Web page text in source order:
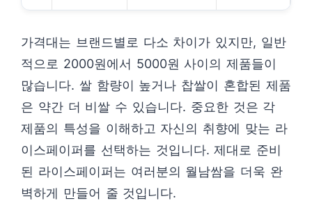
가격대는 브랜드별로 다소 차이가 있지만, 일반
적으로 2000원에서 5000원 사이의 제품들이
많습니다. 쌀 함량이 높거나 찹쌀이 혼합된 제품
은 약간 더 비쌀 수 있습니다. 중요한 것은 각
제품의 특성을 이해하고 자신의 취향에 맞는 라
이스페이퍼를 선택하는 것입니다. 제대로 준비
된 라이스페이퍼는 여러분의 월남쌈을 더욱 완
벽하게 만들어 줄 것입니다.